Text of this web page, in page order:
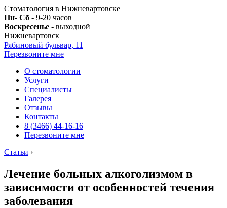
Стоматология в Нижневартовске
Пн- Сб - 9-20 часов
Воскресенье - выходной
Нижневартовск
Рябиновый бульвар, 11
Перезвоните мне
О стоматологии
Услуги
Специалисты
Галерея
Отзывы
Контакты
8 (3466) 44-16-16
Перезвоните мне
Статьи ›
Лечение больных алкоголизмом в
зависимости от особенностей течения
заболевания